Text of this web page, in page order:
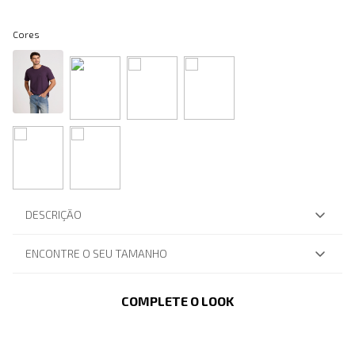
Cores
DESCRIÇÃO
ENCONTRE O SEU TAMANHO
COMPLETE O LOOK